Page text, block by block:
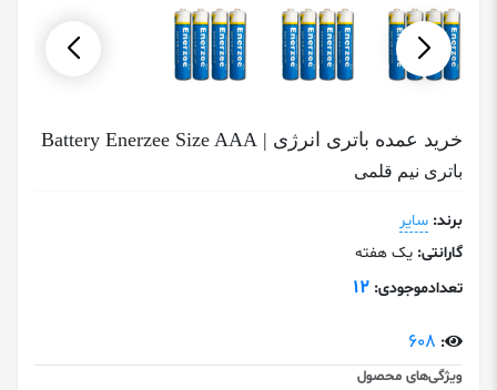
خرید عمده باتری انرژی | Battery Enerzee Size AAA
باتری نیم قلمی
برند: سایر
گارانتی: یک هفته
تعدادموجودی: 12
:
608